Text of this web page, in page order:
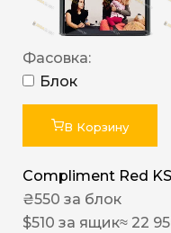
Фасовка:
Блок
В Корзину
Compliment Red KS
₴550 за блок
$510 за ящик≈ 22